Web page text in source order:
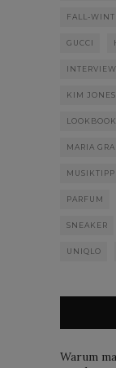
FALL-
GUCCI
INTERVIEW
KIM JONES
LOOKBOOK
MARIA
MUSIKTIPP
PARFUM
SNEAKER
UNIQLO
Warum